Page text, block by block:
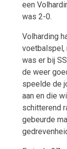
een
was 2-0.
Volharding
voetbalspel,
was er bij
de weer
speelde de
aan en die
schitterend
gebeurde